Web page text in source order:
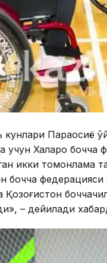
кунлари Параосиё
учун Халқаро
икки
бочча
Қозоғистон
– дейилади